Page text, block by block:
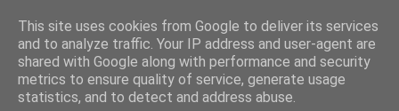
Beerhunter - på jakt efter
god öl
This site uses cookies from Google to deliver its services
and to analyze traffic. Your IP address and user-agent are
shared with Google along with performance and security
metrics to ensure quality of service, generate usage
statistics, and to detect and address abuse.